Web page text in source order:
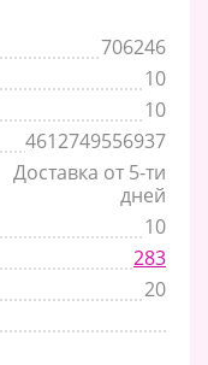
706246
10
10
4612749556937
Доставка от 5-ти
дней
10
283
20